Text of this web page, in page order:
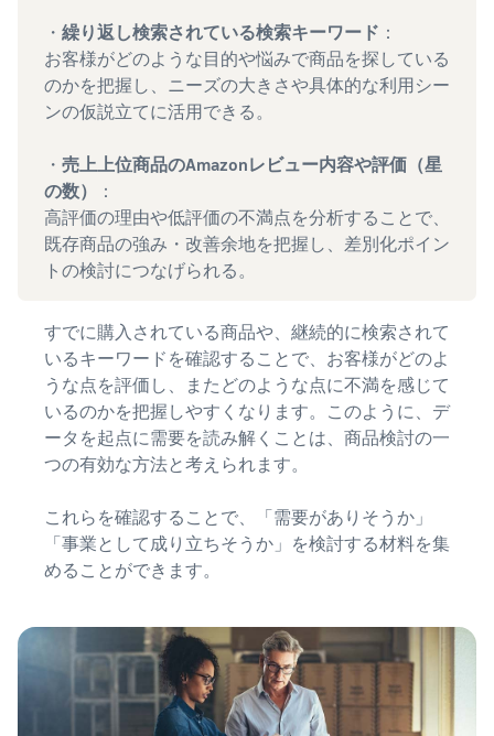
・ 繰り返し検索されている検索キーワード ：
お客様がどのような目的や悩みで商品を探している
のかを把握し、ニーズの大きさや具体的な利用シー
ンの仮説立てに活用できる。
・ 売上上位商品のAmazonレビュー内容や評価（星
の数）
：
高評価の理由や低評価の不満点を分析することで、
既存商品の強み・改善余地を把握し、差別化ポイン
トの検討につなげられる。
すでに購入されている商品や、継続的に検索されて
いるキーワードを確認することで、お客様がどのよ
うな点を評価し、またどのような点に不満を感じて
いるのかを把握しやすくなります。このように、デ
ータを起点に需要を読み解くことは、商品検討の一
つの有効な方法と考えられます。
これらを確認することで、「需要がありそうか」
「事業として成り立ちそうか」を検討する材料を集
めることができます。